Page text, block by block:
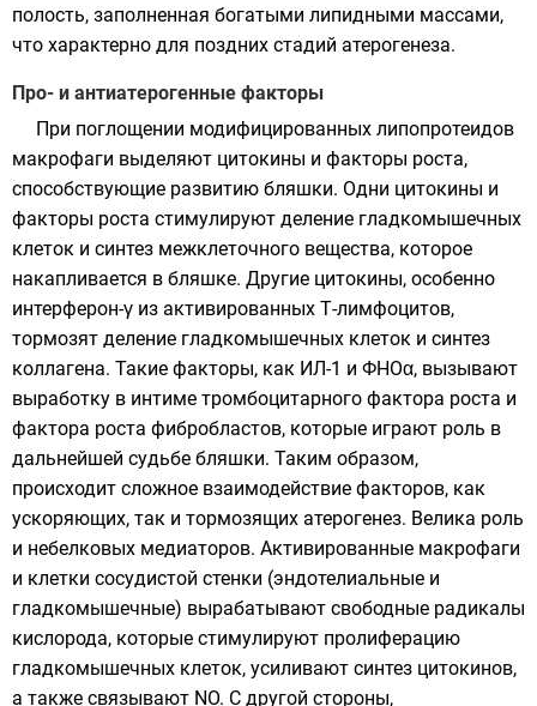
полость, заполненная богатыми липидными массами,
что характерно для поздних стадий атерогенеза.
Про- и антиатерогенные факторы
При поглощении модифицированных липопротеидов
макрофаги выделяют цитокины и факторы роста,
способствующие развитию бляшки. Одни цитокины и
факторы роста стимулируют деление гладкомышечных
клеток и синтез межклеточного вещества, которое
накапливается в бляшке. Другие цитокины, особенно
интерферон-γ из активированных Т-лимфоцитов,
тормозят деление гладкомышечных клеток и синтез
коллагена. Такие факторы, как ИЛ-1 и ФНОα, вызывают
выработку в интиме тромбоцитарного фактора роста и
фактора роста фибробластов, которые играют роль в
дальнейшей судьбе бляшки. Таким образом,
происходит сложное взаимодействие факторов, как
ускоряющих, так и тормозящих атерогенез. Велика роль
и небелковых медиаторов. Активированные макрофаги
и клетки сосудистой стенки (эндотелиальные и
гладкомышечные) вырабатывают свободные радикалы
кислорода, которые стимулируют пролиферацию
гладкомышечных клеток, усиливают синтез цитокинов,
а также связывают NO. С другой стороны,